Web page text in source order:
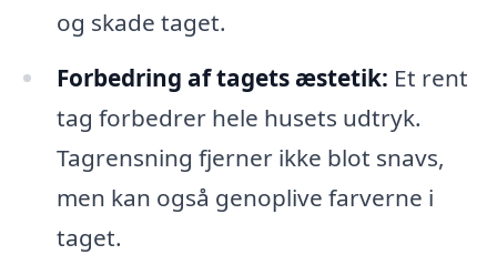
og skade taget.
Forbedring af tagets æstetik: Et rent
tag forbedrer hele husets udtryk.
Tagrensning fjerner ikke blot snavs,
men kan også genoplive farverne i
taget.